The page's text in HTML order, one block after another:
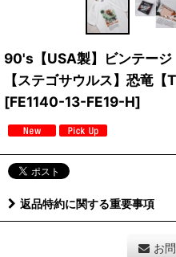
90's【USA製】ビンテージ
【ステゴサウルス】恐竜【
[FE1140-13-FE19-H]
返品特約に関する重要事項
お